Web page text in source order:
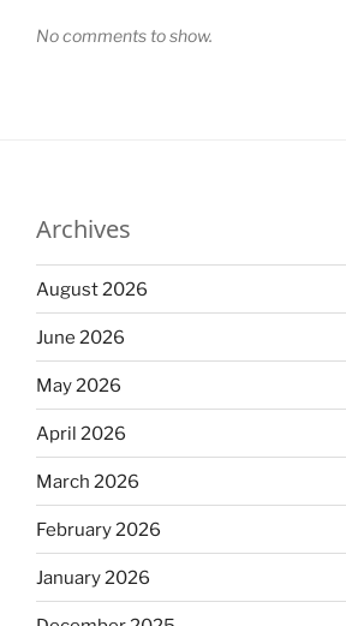
No comments to show.
Archives
August 2026
June 2026
May 2026
April 2026
March 2026
February 2026
January 2026